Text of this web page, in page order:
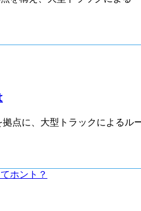
点に、大型トラックによる